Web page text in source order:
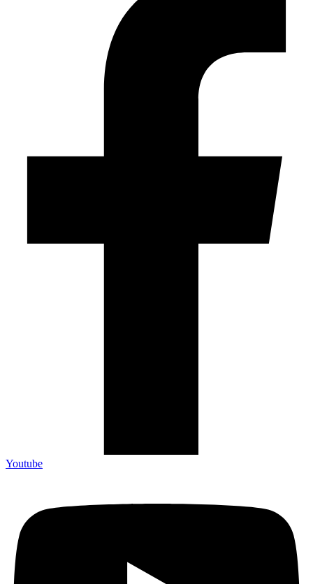
Youtube